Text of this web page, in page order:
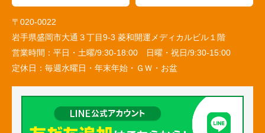
〒020-0022
岩手県盛岡市大通３丁目9-3 菱和開運メディカルビル１階
営業時間： 平日・土曜/9:30-18:00 日曜・祝日/9:30-15:00
定休日： 毎週水曜日・年末年始・ＧＷ・お盆